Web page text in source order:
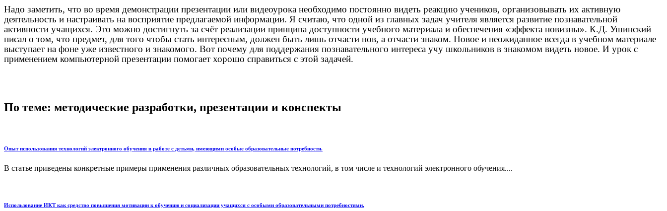
Надо заметить, что во время демонстрации презентации или видеоурока необходимо постоянно видеть реакцию учеников, организовывать их активную
деятельность и настраивать на восприятие предлагаемой информации. Я считаю, что одной из главных задач учителя является развитие познавательной
активности учащихся. Это можно достигнуть за счёт реализации принципа доступности учебного материала и обеспечения «эффекта новизны». К.Д. Ушинский
писал о том, что предмет, для того чтобы стать интересным, должен быть лишь отчасти нов, а отчасти знаком. Новое и неожиданное всегда в учебном материале
выступает на фоне уже известного и знакомого. Вот почему для поддержания познавательного интереса учу школьников в знакомом видеть новое. И урок с
применением компьютерной презентации помогает хорошо справиться с этой задачей.
По теме: методические разработки, презентации и конспекты
Опыт использования технологий электронного обучения в работе с детьми, имеющими особые образовательные потребности.
В статье приведены конкретные примеры применения различных образовательных технологий, в том числе и технологий электронного обучения....
Использование ИКТ как средство повышения мотивации к обучению и социализации учащихся с особыми образовательными потребностями.